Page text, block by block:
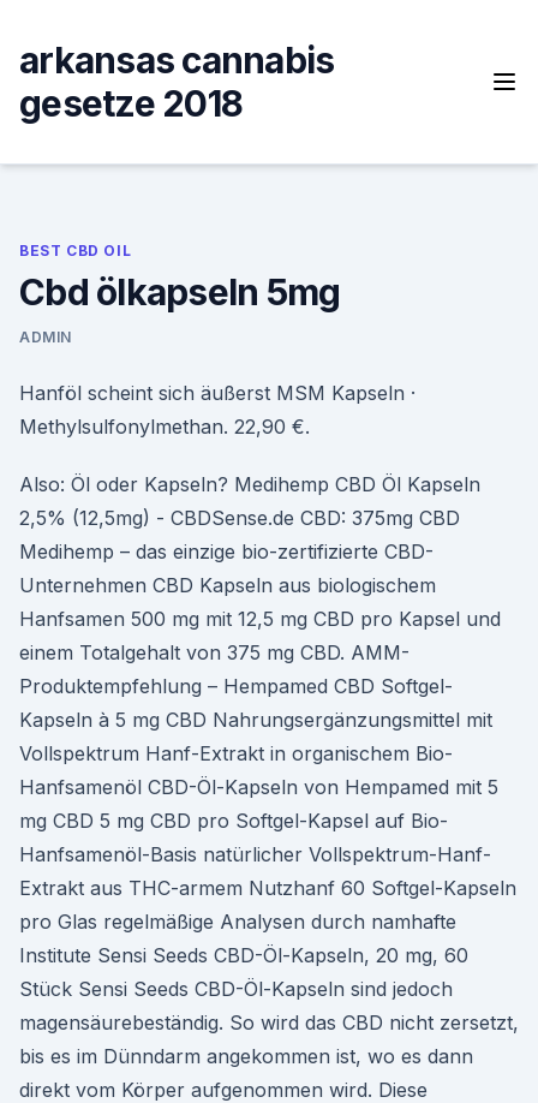
content
arkansas cannabis
gesetze 2018
BEST CBD OIL
Cbd ölkapseln 5mg
ADMIN
Hanföl scheint sich äußerst MSM Kapseln ·
Methylsulfonylmethan. 22,90 €.
Also: Öl oder Kapseln? Medihemp CBD Öl Kapseln
2,5% (12,5mg) - CBDSense.de CBD: 375mg CBD
Medihemp – das einzige bio-zertifizierte CBD-
Unternehmen CBD Kapseln aus biologischem
Hanfsamen 500 mg mit 12,5 mg CBD pro Kapsel und
einem Totalgehalt von 375 mg CBD. AMM-
Produktempfehlung – Hempamed CBD Softgel-
Kapseln à 5 mg CBD Nahrungsergänzungsmittel mit
Vollspektrum Hanf-Extrakt in organischem Bio-
Hanfsamenöl CBD-Öl-Kapseln von Hempamed mit 5
mg CBD 5 mg CBD pro Softgel-Kapsel auf Bio-
Hanfsamenöl-Basis natürlicher Vollspektrum-Hanf-
Extrakt aus THC-armem Nutzhanf 60 Softgel-Kapseln
pro Glas regelmäßige Analysen durch namhafte
Institute Sensi Seeds CBD-Öl-Kapseln, 20 mg, 60
Stück Sensi Seeds CBD-Öl-Kapseln sind jedoch
magensäurebeständig. So wird das CBD nicht zersetzt,
bis es im Dünndarm angekommen ist, wo es dann
direkt vom Körper aufgenommen wird. Diese